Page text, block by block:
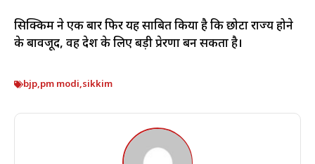
सिक्किम ने एक बार फिर यह साबित किया है कि छोटा राज्य होने
के बावजूद, वह देश के लिए बड़ी प्रेरणा बन सकता है।
bjp,pm modi,sikkim